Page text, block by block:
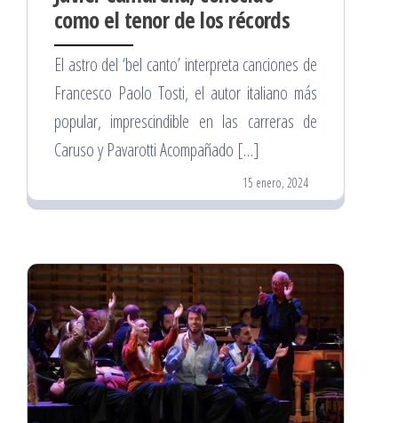
como el tenor de los récords
El astro del ‘bel canto’ interpreta canciones de
Francesco Paolo Tosti, el autor italiano más
popular, imprescindible en las carreras de
Caruso y Pavarotti Acompañado […]
15 enero, 2024